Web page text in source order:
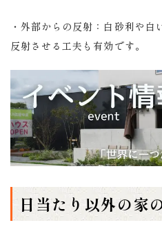
・外部からの反射：白砂利や白
反射させる工夫も有効です。
日当たり以外の家